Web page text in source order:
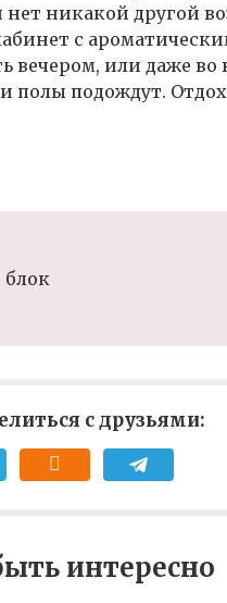
нет никакой другой
с
вечером, или даже во
полы подождут.
с друзьями:
интересно